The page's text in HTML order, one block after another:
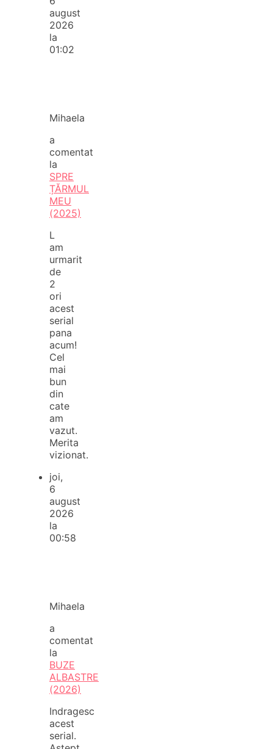
august
2026
la
01:02
Mihaela
a
comentat
la
SPRE
ȚĂRMUL
MEU
(2025)
L
am
urmarit
de
2
ori
acest
serial
pana
acum!
Cel
mai
bun
din
cate
am
vazut.
Merita
vizionat.
joi,
6
august
2026
la
00:58
Mihaela
a
comentat
la
BUZE
ALBASTRE
(2026)
Indragesc
acest
serial.